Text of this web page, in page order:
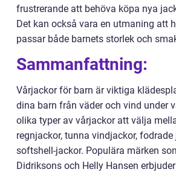
frustrerande att behöva köpa nya
Det kan också vara en utmaning att
passar både barnets storlek och
Sammanfattning:
Vårjackor för barn är viktiga
dina barn från väder och vind under
olika typer av vårjackor att välja
regnjackor, tunna vindjackor, fodrade
softshell-jackor. Populära märken
Didriksons och Helly Hansen